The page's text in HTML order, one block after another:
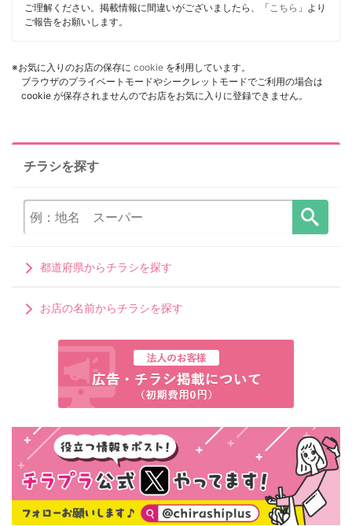
ご理解ください。掲載情報に間違いがございましたら、「 こちら 」より
ご報告をお願いします。
※お気に入りのお店の保存に cookie を利用しています。
ブラウザのプライベートモードやシークレットモードでご利用の場合は
cookie が保存されませんのでお店をお気に入りに登録できません。
チラシを探す
都道府県からチラシを探す
お店の名前からチラシを探す